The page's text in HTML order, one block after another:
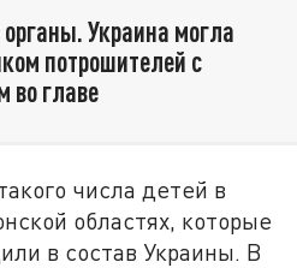
Украина могла
потрошителей с
во главе
числа детей в
областях, которые
в состав Украины. В